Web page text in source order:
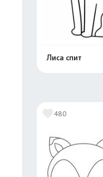
Лиса спит
480